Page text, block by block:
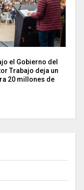
el Gobierno del
Trabajo deja un
20 millones de